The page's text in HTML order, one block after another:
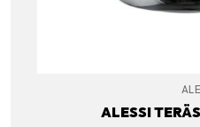
ALESSI